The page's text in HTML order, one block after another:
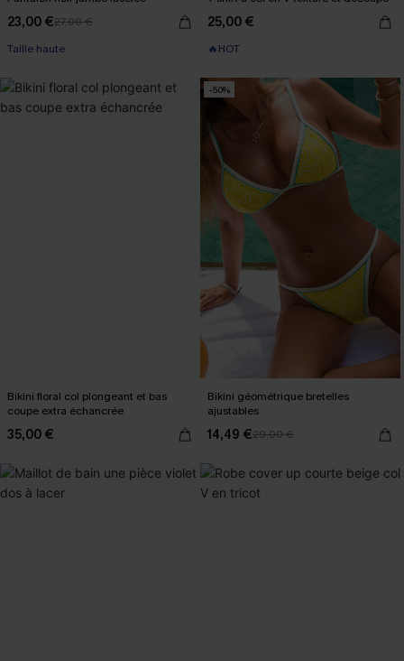
23,00 €27,00 €
Taille haute
25,00 €
🔥HOT
Bikini floral col plongeant et bas
coupe extra échancrée
35,00 €
-50%
Bikini géométrique bretelles
ajustables
14,49 €29,00 €